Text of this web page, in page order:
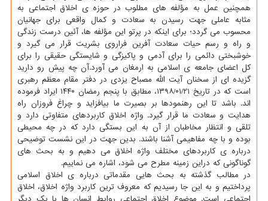
همچنین عمل به مؤلفه های مطلوب در حوزه ی اخلاق اجتماعی به
مثابه عاملی جهت رسیدن به سعادت و کمال واقعی برای جهانیان
محسوب می گردد؛ برای اینکه در پرتو این مؤلفه ها، آئین درست زندگی
و راه و رسم حیات سعادت آفرین فراروی بشریت قرار می گیرد و
خوشبختی دائمی را برای آدمی و پاکیزگی و شایستگی حقیقی را برای
کل اعضای جامعه ی اسلامی به ارمغان می آورد.آن چه پیش رو دارید
گزیده ای از سخنان آیت الله مصباح یزدی در دفتر مقام معظم رهبری
است که در تاریخ ۱۳۹۸/۰۱/۲۱، مطابق با پنجم رمضان ۱۴۴۰ ایراد فرموده
اند. باشد تا این رهنمودها بر بصیرت ما بیافزاید و چراغ فروزان راه
هدایت و سعادت ما قرار گیرد. واژه اخلاق کاربردهای متفاوتی دارد و
تلقی و انتظار مخاطبان از آن به این بستگی دارد که در چه محیطی
بوده و با چه مفاهیمی آشنا باشند. بدین جهت در این نشست توضیحی
درباره ی کاربردهای مختلف واژه اخلاق می دهیم و به بحث های
گوناگونی که دراین زمینه مطرح می شود، اشاره می نماییم.
در مطالب گذشته به بحث هایی مقدماتی درباره ی اخلاق اسلامی
پرداختیم و به این جا رسیدیم که معروف ترین کاربرد واژه اخلاق، اخلاق
اجتماعی است. موضوع اخلاق اجتماعی روابط انسان ها با یک دیگر